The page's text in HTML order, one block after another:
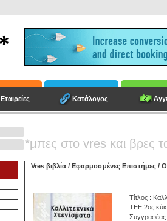
Εταιρείες Κατάλογος
*μπες στο vres και βρες
Vres βιβλία / Εφαρμοσμένες Επιστήμες /
Τίτλος :
ΤΕΕ 2ος